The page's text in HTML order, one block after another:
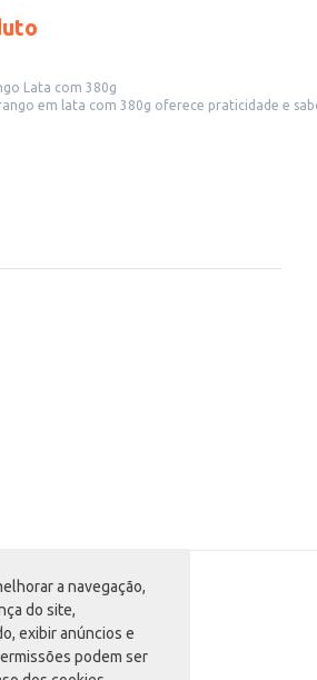
a navegação,
do site,
exibir anúncios e
podem ser
Lata com 380g
em lata com 380g oferece praticidade e
uma opção saborosa e conveniente para